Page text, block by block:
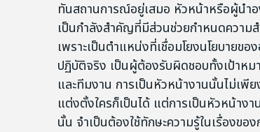
ทันสถานการณ์อยู่เสมอ หัวหน้าหรือผู้นำอ
เป็นกำลังสำคัญที่มีส่วนช่วยกำหนดความส
เพราะเป็นตำแหน่งที่เชื่อมโยงนโยบายขอ
ปฏิบัติจริง เป็นผู้ต้องรับผิดชอบทั้งเป้าหม
และทีมงาน การเป็นหัวหน้างานนั้นไม่เพีย
แต่งตั้งใครก็เป็นได้ แต่การเป็นหัวหน้าง
นั้น จำเป็นต้องใช้ทักษะความรู้ในเรื่องของ